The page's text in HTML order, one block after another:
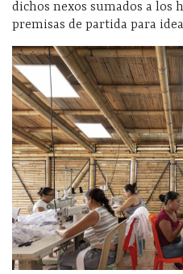
dichos nexos sumados a los
premisas de partida para